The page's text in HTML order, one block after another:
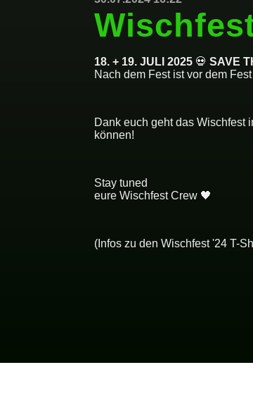
18. + 19. JULI 2025 💀 SAVE
Nach dem Fest ist vor dem
Dank euch geht das Wischfest
können!
Stay tuned
eure Wischfest Crew 🖤
(Infos zu den Wischfest '24 T-